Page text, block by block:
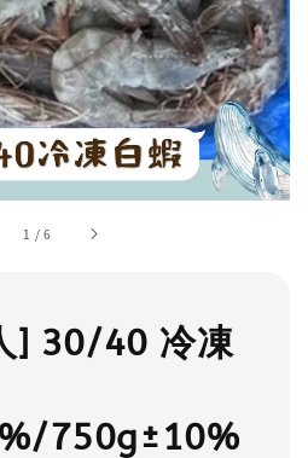
1 /6
] 30/40 冷凍
750g±10%